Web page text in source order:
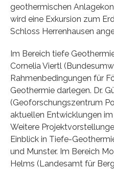
geothermischen
wird eine Exkursion zum
Schloss Herrenhausen
Im Bereich tiefe
Cornelia Viertl
Rahmenbedingungen für
Geothermie darlegen. Dr.
(Geoforschungszentrum
aktuellen Entwicklungen
Weitere
Einblick in Tiefe-
und Munster. Im Bereich
Helms (Landesamt für